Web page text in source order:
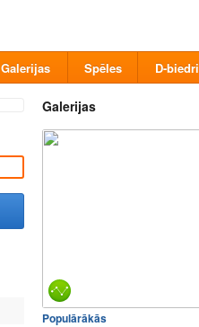
Galerijas Spēles D-biedri
Galerijas
Populārākās